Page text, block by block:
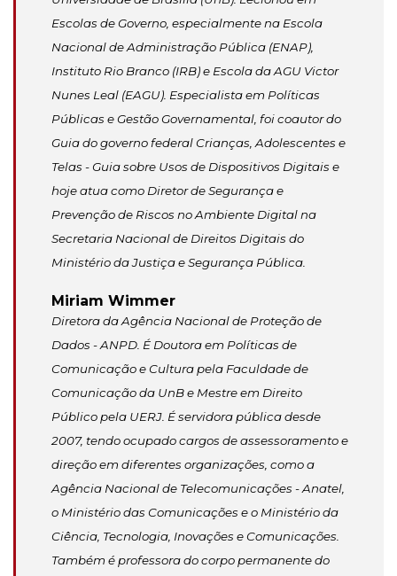
Escolas de Governo, especialmente na Escola
Nacional de Administração Pública (ENAP),
Instituto Rio Branco (IRB) e Escola da AGU Victor
Nunes Leal (EAGU). Especialista em Políticas
Públicas e Gestão Governamental, foi coautor do
Guia do governo federal Crianças, Adolescentes e
Telas - Guia sobre Usos de Dispositivos Digitais e
hoje atua como Diretor de Segurança e
Prevenção de Riscos no Ambiente Digital na
Secretaria Nacional de Direitos Digitais do
Ministério da Justiça e Segurança Pública.
Miriam Wimmer
Diretora da Agência Nacional de Proteção de
Dados - ANPD. É Doutora em Políticas de
Comunicação e Cultura pela Faculdade de
Comunicação da UnB e Mestre em Direito
Público pela UERJ. É servidora pública desde
2007, tendo ocupado cargos de assessoramento e
direção em diferentes organizações, como a
Agência Nacional de Telecomunicações - Anatel,
o Ministério das Comunicações e o Ministério da
Ciência, Tecnologia, Inovações e Comunicações.
Também é professora do corpo permanente do